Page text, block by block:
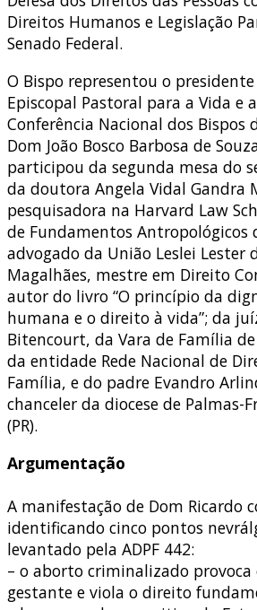
Direitos Humanos e Legislação
Senado Federal.
O Bispo representou o
Episcopal Pastoral para a Vida e
Conferência Nacional dos Bispos
Dom João Bosco Barbosa de
participou da segunda mesa do
da doutora Angela Vidal Gandra
pesquisadora na Harvard Law
de Fundamentos Antropológicos
advogado da União Leslei Lester
Magalhães, mestre em Direito
autor do livro “O princípio da
humana e o direito à vida”; da
Bitencourt, da Vara de Família
da entidade Rede Nacional de
Família, e do padre Evandro
chanceler da diocese de Palmas-
(PR).
Argumentação
A manifestação de Dom Ricardo
identificando cinco pontos
levantado pela ADPF 442:
– o aborto criminalizado provoca
gestante e viola o direito